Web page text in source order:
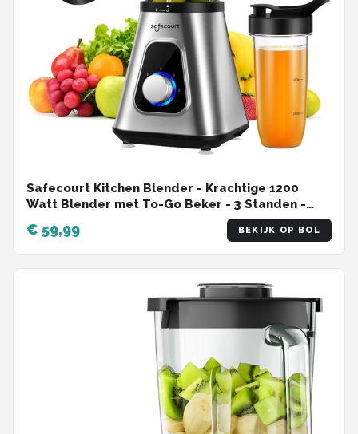
Safecourt Kitchen Blender - Krachtige 1200
Watt Blender met To-Go Beker - 3 Standen -
€ 59,99 BEKIJK OP BOL